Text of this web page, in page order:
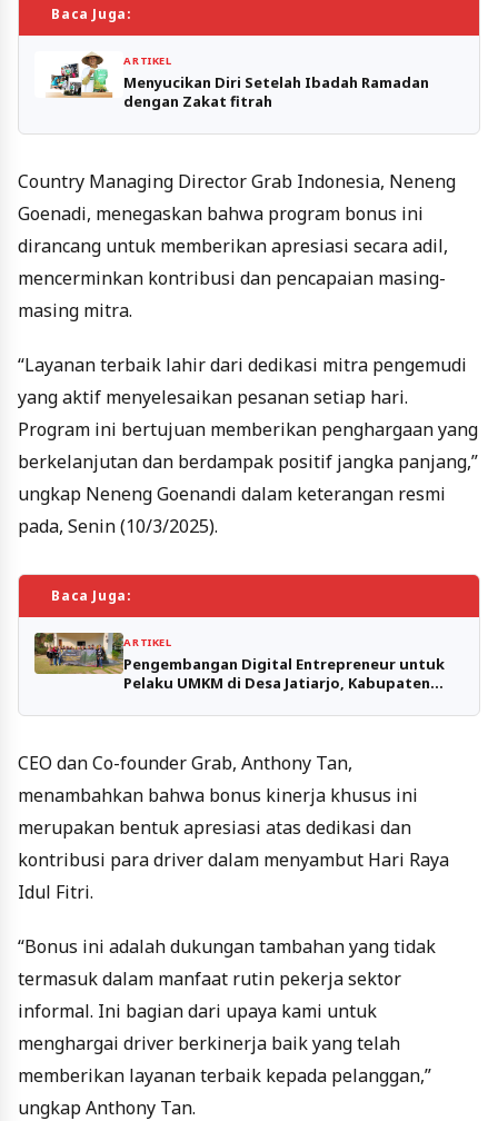
Baca Juga:
ARTIKEL
Menyucikan Diri Setelah Ibadah Ramadan
dengan Zakat fitrah
Country Managing Director Grab Indonesia, Neneng
Goenadi, menegaskan bahwa program bonus ini
dirancang untuk memberikan apresiasi secara adil,
mencerminkan kontribusi dan pencapaian masing-
masing mitra.
“Layanan terbaik lahir dari dedikasi mitra pengemudi
yang aktif menyelesaikan pesanan setiap hari.
Program ini bertujuan memberikan penghargaan yang
berkelanjutan dan berdampak positif jangka panjang,”
ungkap Neneng Goenandi dalam keterangan resmi
pada, Senin (10/3/2025).
Baca Juga:
ARTIKEL
Pengembangan Digital Entrepreneur untuk
Pelaku UMKM di Desa Jatiarjo, Kabupaten
CEO dan Co-founder Grab, Anthony Tan,
menambahkan bahwa bonus kinerja khusus ini
merupakan bentuk apresiasi atas dedikasi dan
kontribusi para driver dalam menyambut Hari Raya
Idul Fitri.
“Bonus ini adalah dukungan tambahan yang tidak
termasuk dalam manfaat rutin pekerja sektor
informal. Ini bagian dari upaya kami untuk
menghargai driver berkinerja baik yang telah
memberikan layanan terbaik kepada pelanggan,”
ungkap Anthony Tan.